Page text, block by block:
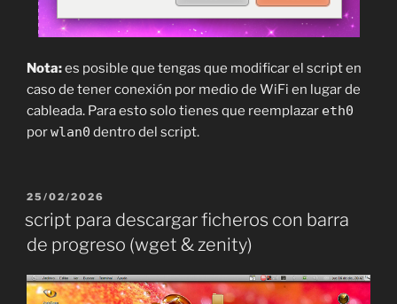
Nota:es posible que tengas que modificar el script en
caso de tener conexión por medio de WiFi en lugar de
cableada. Para esto solo tienes que reemplazar eth0
porwlan0 dentro del script.
PUBLICADO
25/02/2026
script para descargar ficheros con barra
de progreso (wget & zenity)